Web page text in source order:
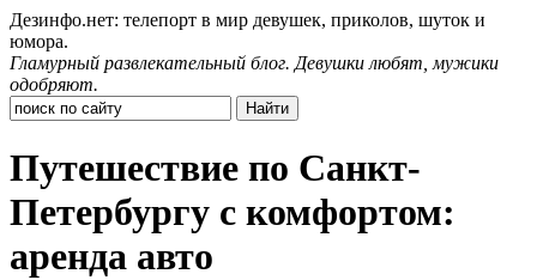
Дезинфо.нет: телепорт в мир девушек, приколов, шуток и
юмора.
Гламурный развлекательный блог. Девушки любят, мужики
одобряют.
Путешествие по Санкт-
Петербургу с комфортом:
аренда авто